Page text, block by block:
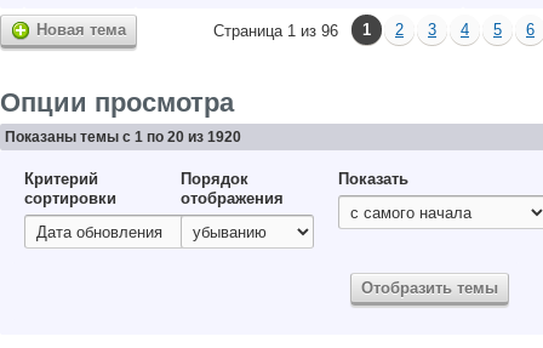
Новая тема Страница 1 из 96 1 2 3 4 5 6
Опции просмотра
Показаны темы с 1 по 20 из 1920
Критерий
сортировки
Порядок
отображения
Показать